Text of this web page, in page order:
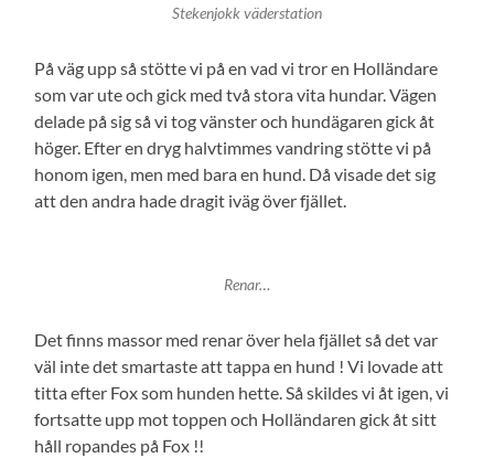
Stekenjokk väderstation
På väg upp så stötte vi på en vad vi tror en Holländare
som var ute och gick med två stora vita hundar. Vägen
delade på sig så vi tog vänster och hundägaren gick åt
höger. Efter en dryg halvtimmes vandring stötte vi på
honom igen, men med bara en hund. Då visade det sig
att den andra hade dragit iväg över fjället.
Renar…
Det finns massor med renar över hela fjället så det var
väl inte det smartaste att tappa en hund ! Vi lovade att
titta efter Fox som hunden hette. Så skildes vi åt igen, vi
fortsatte upp mot toppen och Holländaren gick åt sitt
håll ropandes på Fox !!